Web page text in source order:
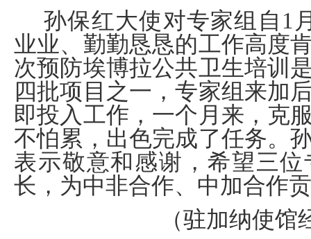
孙保红大使对专家组自1
业业、勤勤恳恳的工作高度
次预防埃博拉公共卫生培训
四批项目之一，专家组来加
即投入工作，一个月来，克
不怕累，出色完成了任务。
表示敬意和感谢，希望三
长，为中非合作、中加合作
（驻加纳使馆